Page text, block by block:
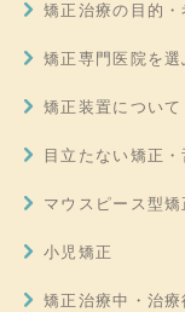
矯正治療の目的・
矯正専門医院を選
矯正装置について
目立たない矯正
マウスピース型矯
小児矯正
矯正治療中・治